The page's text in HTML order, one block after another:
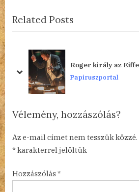
i
o
P
:
x
t
Related Posts
Roger király az
Papiruszportal
prev
next
Vélemény, hozzászólás?
Az e-mail címet nem tesszük közzé.
* karakterrel jelöltük
Hozzászólás *